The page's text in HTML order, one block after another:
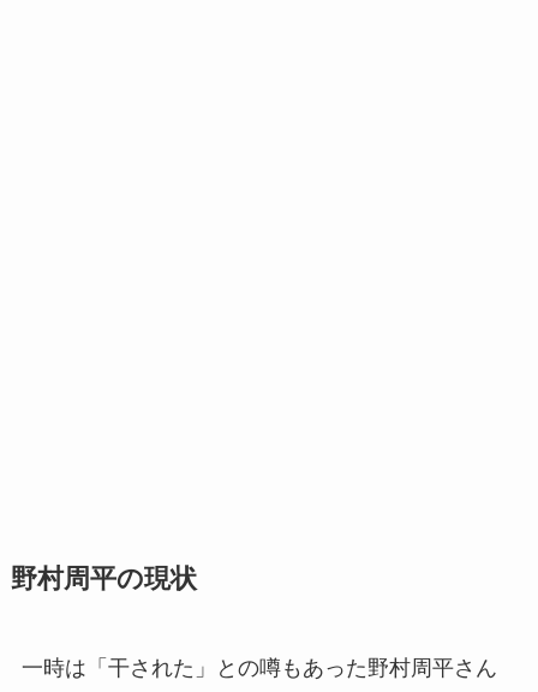
野村周平の現状
一時は「干された」との噂もあった野村周平さん